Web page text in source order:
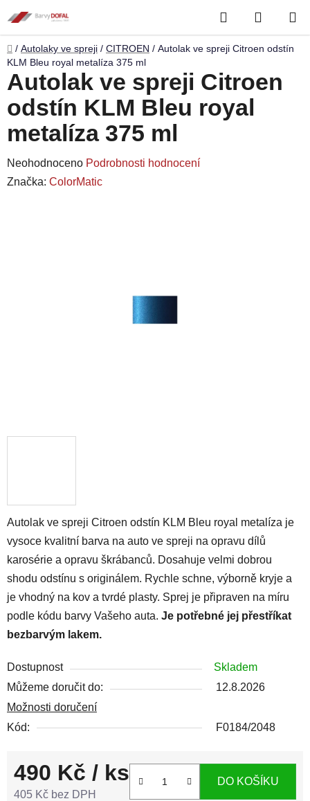
na
obsah
Hledat
KOŠÍK
Domů
/ Autolaky ve spreji / CITROEN / Autolak ve spreji Citroen odstín
KLM Bleu royal metalíza 375 ml
Autolak ve spreji Citroen odstín KLM Bleu royal metalíza je
vysoce kvalitní barva na auto ve spreji na opravu dílů
karosérie a opravu škrábanců. Dosahuje velmi dobrou
shodu odstínu s originálem. Rychle schne, výborně kryje a
je vhodný na kov a tvrdé plasty. Sprej je připraven na míru
podle kódu barvy Vašeho auta. Je potřebné jej přestříkat
bezbarvým lakem.
Dostupnost
Skladem
Můžeme doručit do:
12.8.2026
Možnosti doručení
Kód:
F0184/2048
490 Kč / ks
405 Kč bez DPH
DO KOŠÍKU
Autolak ve spreji Citroen
odstín KLM Bleu royal
metalíza 375 ml
Průměrné
hodnocení
Neohodnoceno Podrobnosti hodnocení
Značka: ColorMatic